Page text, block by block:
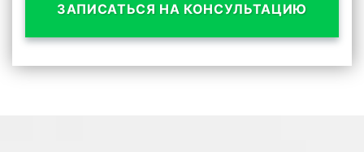
ЗАПИСАТЬСЯ НА КОНСУЛЬТАЦИЮ